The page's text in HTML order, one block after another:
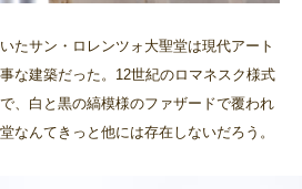
たサン・ロレンツォ大聖堂は現代アート
な建築だった。12世紀のロマネスク様式
、白と黒の縞模様のファザードで覆われ
なんてきっと他には存在しないだろう。